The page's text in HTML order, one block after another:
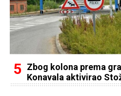
Zbog kolona prema
Konavala aktivirao